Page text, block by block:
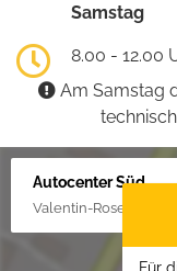
Samstag
8.00 - 12.00
Am Samstag
Autocenter Süd
Valentin-Rose-Str. 3,